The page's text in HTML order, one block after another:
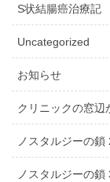
S状結腸癌治療記
Uncategorized
お知らせ
クリニックの窓辺
ノスタルジーの鎖
ノスタルジーの鎖